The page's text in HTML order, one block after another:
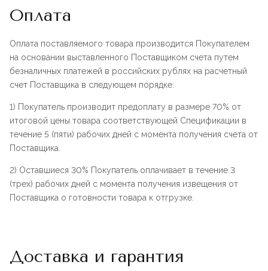
Оплата
Оплата поставляемого товара производится Покупателем
на основании выставленного Поставщиком счета путем
безналичных платежей в российских рублях на расчетный
счет Поставщика в следующем порядке:
1) Покупатель производит предоплату в размере 70% от
итоговой цены товара соответствующей Спецификации в
течение 5 (пяти) рабочих дней с момента получения счета от
Поставщика.
2) Оставшиеся 30% Покупатель оплачивает в течение 3
(трех) рабочих дней с момента получения извещения от
Поставщика о готовности товара к отгрузке.
Доставка и гарантия